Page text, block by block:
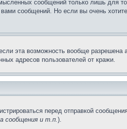
сообщений только лишь для
сообщений. Но если вы очень
эта возможность вообще разрешена
адресов пользователей от кражи.
перед отправкой
сообщения и т.п.).